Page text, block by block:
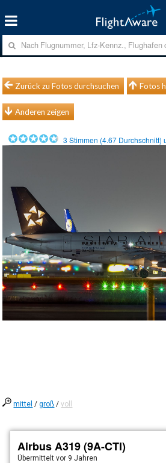
Zurück zu Fotos durchsuchen Fotos
Anderen zeigen
3 Stimmen (4.67 Durchschnitt)
mittel /groß /voll
Airbus A319 (9A-CTI)
Übermitteltvor 9 Jahren